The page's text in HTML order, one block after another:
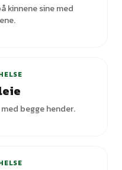
kinnene sine med
begge hender.